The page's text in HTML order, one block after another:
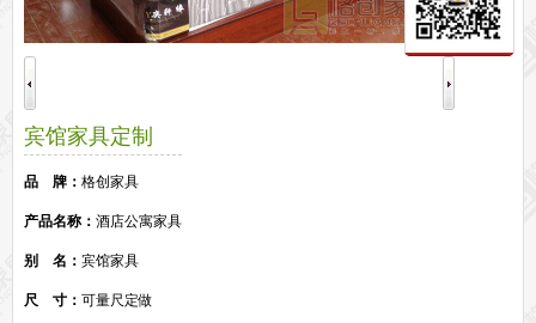
培训家具系列
培训桌
公共区域家具系列
他们正在使用格创家具
无纸化会议系统案例
办公家具资讯
联系北琛深圳办公家具厂
宾馆家具定制
品 牌： 格创家具
产品名称： 酒店公寓家具
别 名： 宾馆家具
尺 寸： 可量尺定做